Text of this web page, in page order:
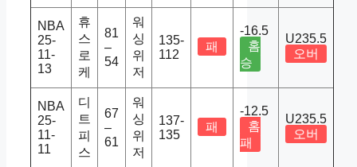
NBA
25-
11-
13
휴
스
로
케
81
–
54
워
싱
위
저
135-
112
패
-16.5
홈
승
U235.5
오버
NBA
25-
11-
11
디
트
피
스
67
–
61
워
싱
위
저
137-
135
패
-12.5
홈
패
U235.5
오버